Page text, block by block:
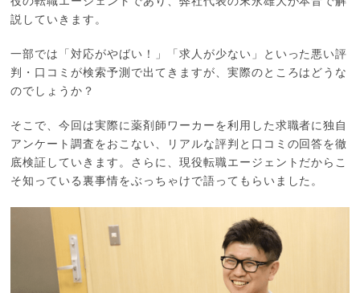
説していきます。
一部では「対応がやばい！」「求人が少ない」といった悪い評
判・口コミが検索予測で出てきますが、実際のところはどうな
のでしょうか？
そこで、今回は実際に薬剤師ワーカーを利用した求職者に独自
アンケート調査をおこない、リアルな評判と口コミの回答を徹
底検証していきます。さらに、現役転職エージェントだからこ
そ知っている裏事情をぶっちゃけで語ってもらいました。